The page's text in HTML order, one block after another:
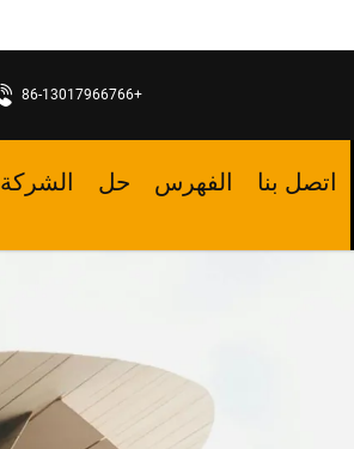
+86-13017966766
الشركة حل الفهرس اتصل بنا